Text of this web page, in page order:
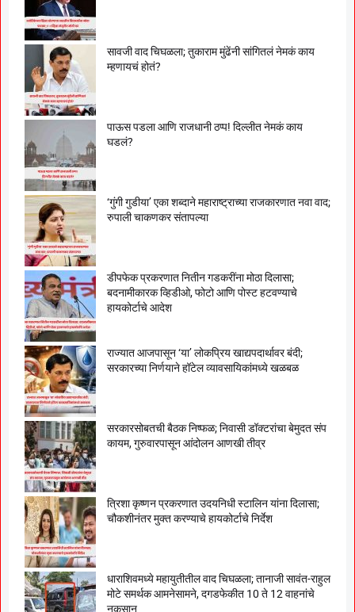
सावजी वाद चिघळला; तुकाराम मुंढेंनी सांगितलं नेमकं काय
म्हणायचं होतं?
पाऊस पडला आणि राजधानी ठप्प! दिल्लीत नेमकं काय
घडलं?
‘गुंगी गुडीया’ एका शब्दाने महाराष्ट्राच्या राजकारणात नवा वाद;
रुपाली चाकणकर संतापल्या
डीपफेक प्रकरणात नितीन गडकरींना मोठा दिलासा;
बदनामीकारक व्हिडीओ, फोटो आणि पोस्ट हटवण्याचे
हायकोर्टाचे आदेश
राज्यात आजपासून ‘या’ लोकप्रिय खाद्यपदार्थावर बंदी;
सरकारच्या निर्णयाने हॉटेल व्यावसायिकांमध्ये खळबळ
सरकारसोबतची बैठक निष्फळ; निवासी डॉक्टरांचा बेमुदत संप
कायम, गुरुवारपासून आंदोलन आणखी तीव्र
त्रिशा कृष्णन प्रकरणात उदयनिधी स्टालिन यांना दिलासा;
चौकशीनंतर मुक्त करण्याचे हायकोर्टाचे निर्देश
धाराशिवमध्ये महायुतीतील वाद चिघळला; तानाजी सावंत-राहुल
मोटे समर्थक आमनेसामने, दगडफेकीत 10 ते 12 वाहनांचे
नुकसान